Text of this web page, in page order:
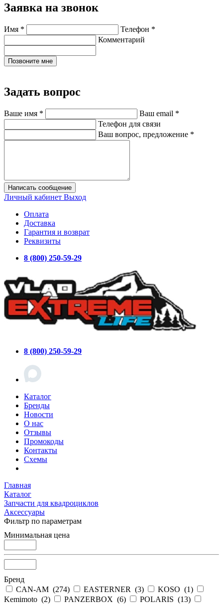
Заявка на звонок
Имя * Телефон *
Комментарий
Позвоните мне
Задать вопрос
Ваше имя * Ваш email *
Телефон для связи
Ваш вопрос, предложение *
Написать сообщение
Личный кабинет Выход
Оплата
Доставка
Гарантия и возврат
Реквизиты
8 (800) 250-59-29
8 (800) 250-59-29
Каталог
Бренды
Новости
О нас
Отзывы
Промокоды
Контакты
Схемы
Главная
Каталог
Запчасти для квадроциклов
Аксессуары
Фильтр по параметрам
Минимальная цена
Бренд
CAN-AM (274) EASTERNER (3) KOSO (1)
Kemimoto (2) PANZERBOX (6) POLARIS (13)